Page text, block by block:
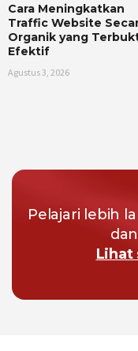
Cara Meningkatkan
Traffic Website
Organik yang
Efektif
Agustus 3, 2026
Pelajari lebih
Lihat